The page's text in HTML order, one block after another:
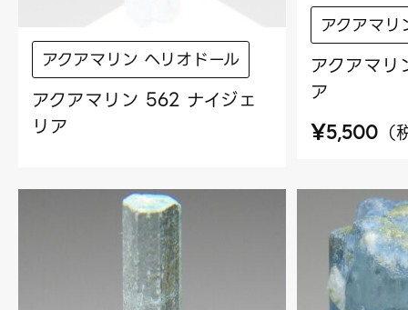
アクアマリン ヘリオドール
アクアマリン 562 ナイジェ
リア
アクアマ
アクアマ
ア
¥5,500 （